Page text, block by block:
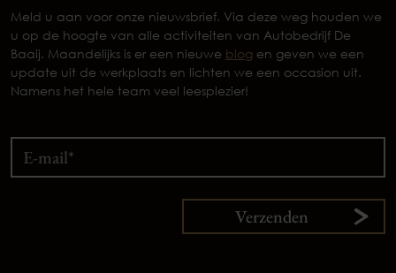
Meld u aan voor onze nieuwsbrief. Via deze weg houden we
u op de hoogte van alle activiteiten van Autobedrijf De
Baaij. Maandelijks is er een nieuwe blog en geven we een
update uit de werkplaats en lichten we een occasion uit.
Namens het hele team veel leesplezier!
Verzenden